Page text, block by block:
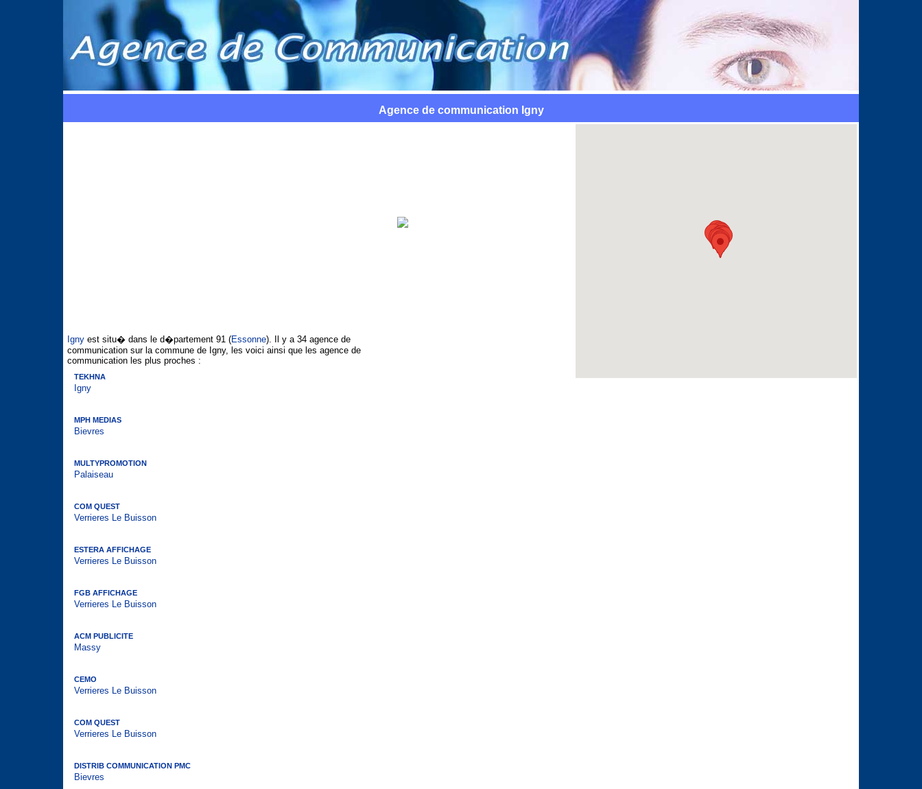
Agence de communication Igny
Igny est situ� dans le d�partement 91 (Essonne). Il y a 34 agence de
communication sur la commune de Igny, les voici ainsi que les agence de
communication les plus proches :
TEKHNA
Igny
MPH MEDIAS
Bievres
MULTYPROMOTION
Palaiseau
COM QUEST
Verrieres Le Buisson
ESTERA AFFICHAGE
Verrieres Le Buisson
FGB AFFICHAGE
Verrieres Le Buisson
ACM PUBLICITE
Massy
CEMO
Verrieres Le Buisson
COM QUEST
Verrieres Le Buisson
DISTRIB COMMUNICATION PMC
Bievres